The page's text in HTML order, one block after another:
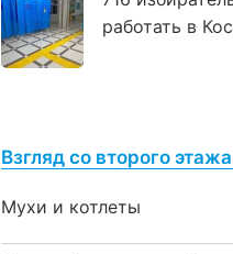
работать в
Взгляд со второго этажа
Мухи и котлеты